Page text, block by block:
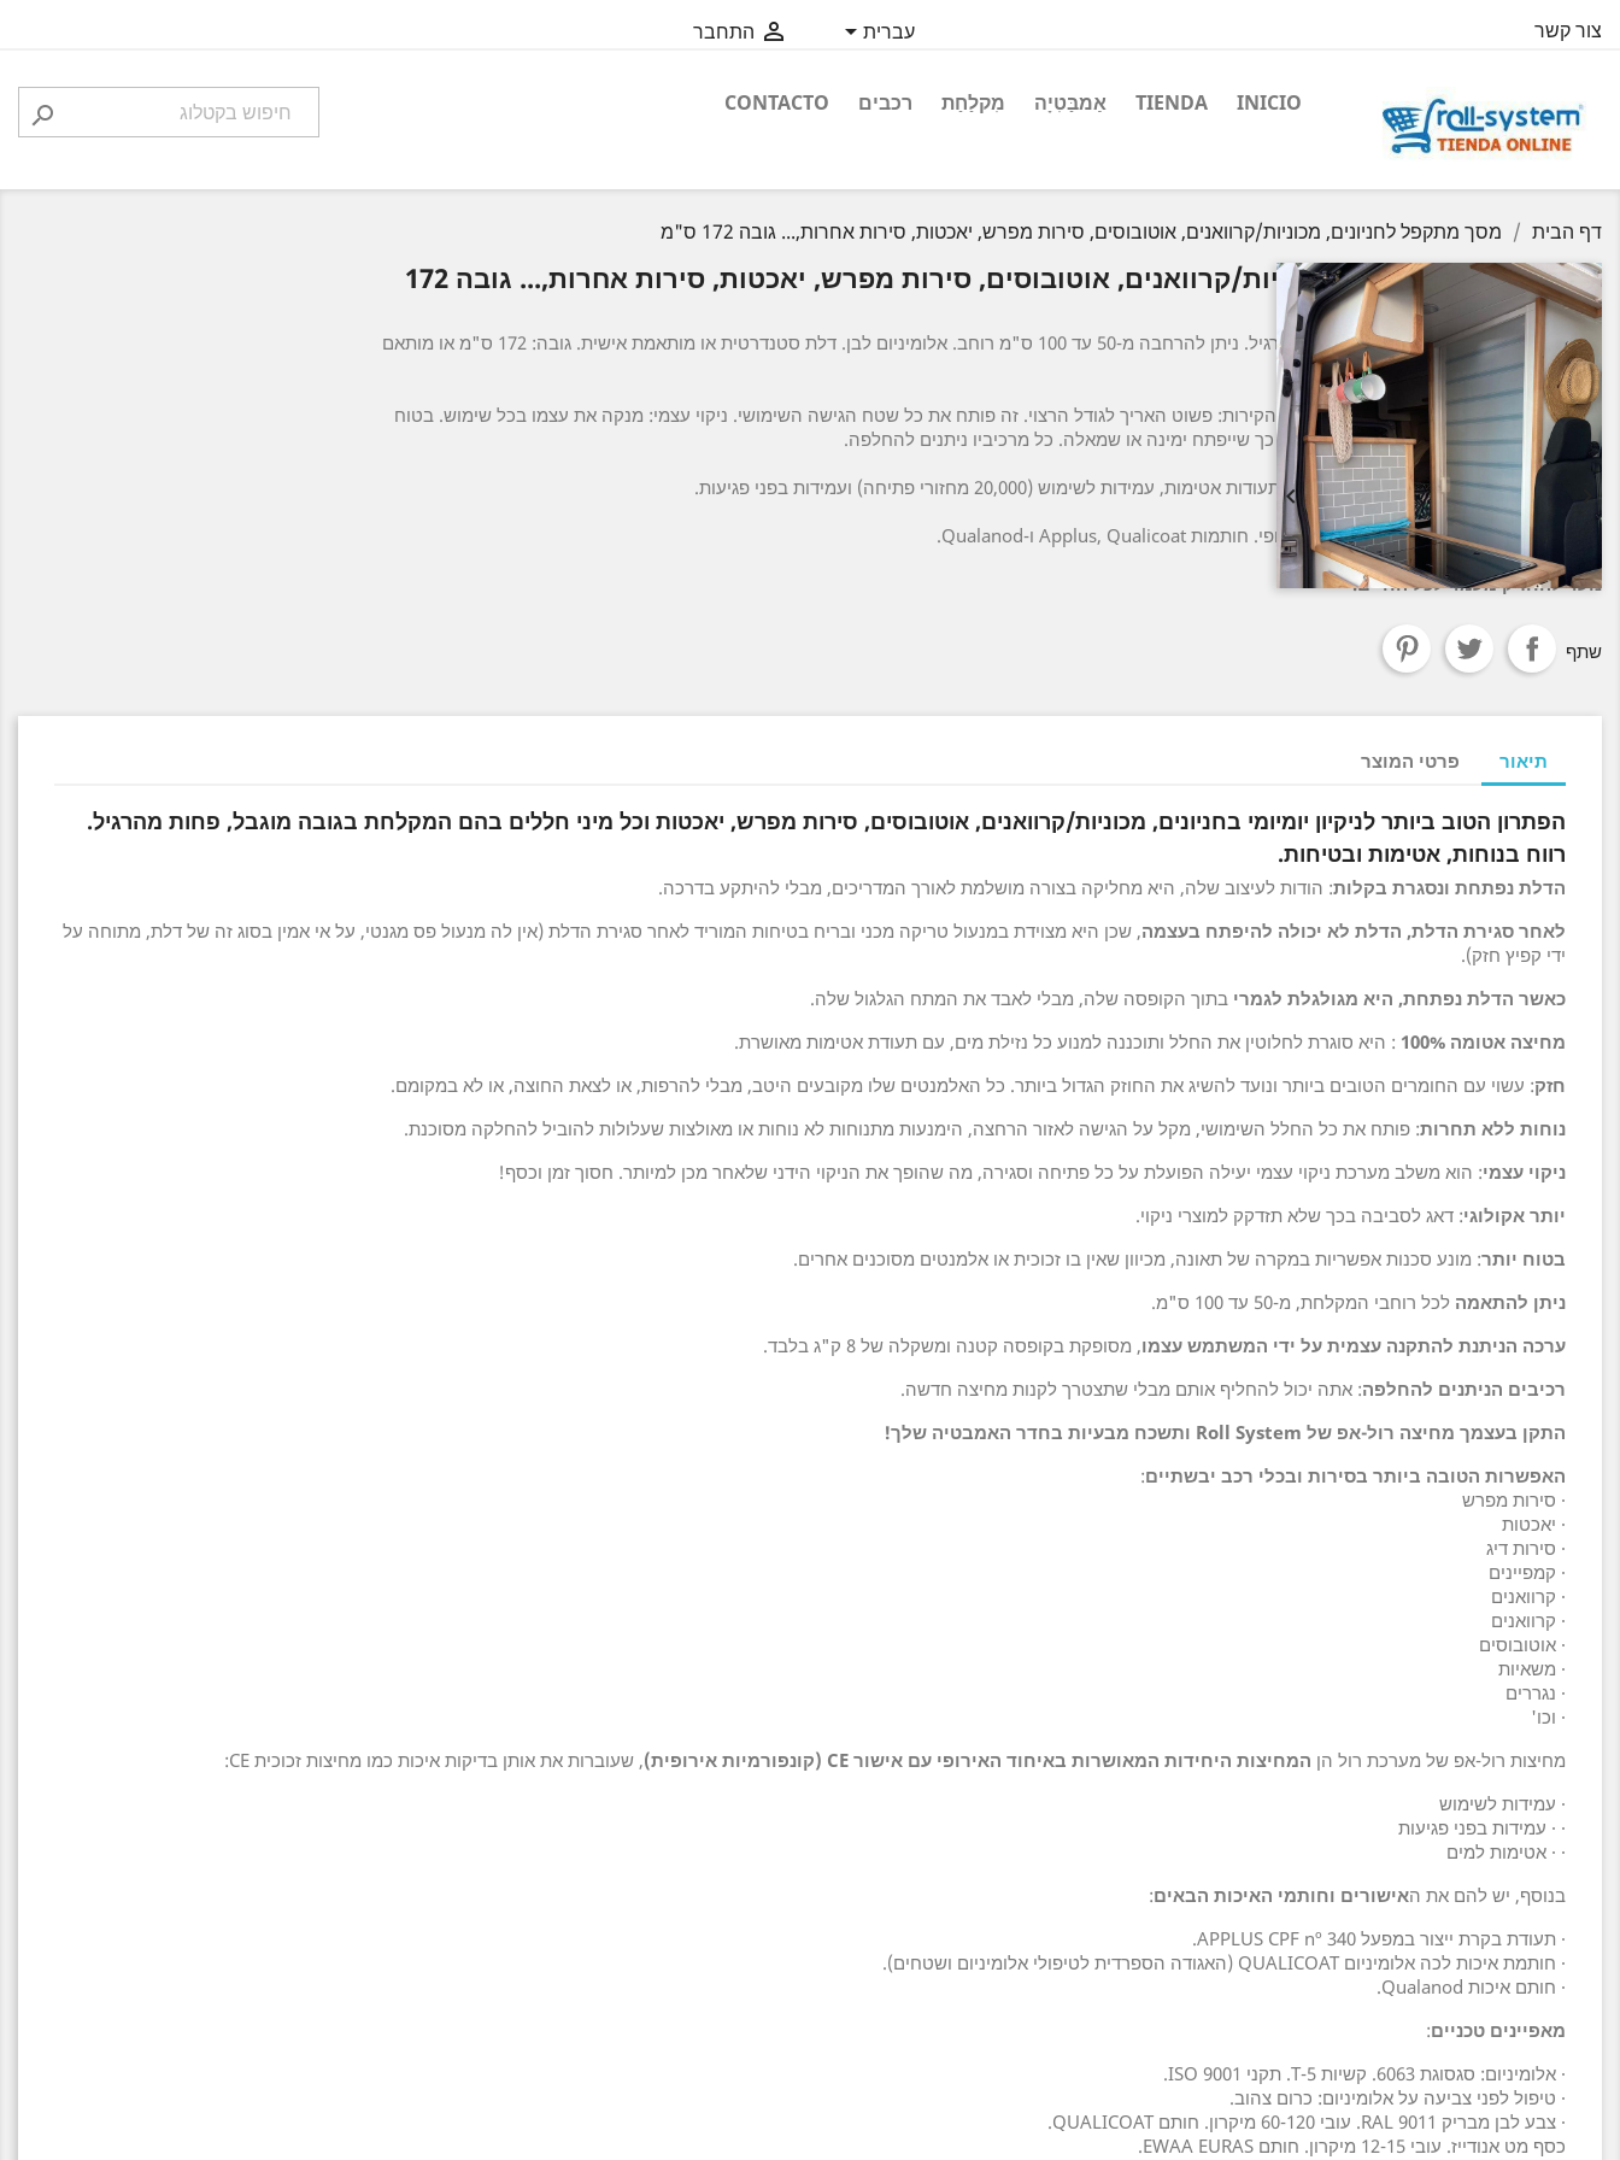
צור קשר עברית
 התחבר
INICIO
TIENDA אַמבַּטִיָה מִקלַחַת רכבים CONTACTO

דף הבית מסך מתקפל לחניונים, מכוניות/קרוואנים, אוטובוסים, סירות מפרש, יאכטות, סירות אחרות,... גובה 172 ס"מ


מסך מתקפל לחניונים, מכוניות/קרוואנים, אוטובוסים, סירות מפרש, יאכטות, סירות אחרות,... גובה 172
ס"מ
מסך גלילה אופקי למקלחות בגובה נמוך מהרגיל. ניתן להרחבה מ-50 עד 100 ס"מ רוחב. אלומיניום לבן. דלת סטנדרטית או מותאמת אישית. גובה: 172 ס"מ או מותאם
אישית.
התקנה קלה, ללא צורך למדוד או לקדוח את הקירות: פשוט האריך לגודל הרצוי. זה פותח את כל שטח הגישה השימושי. ניקוי עצמי: מנקה את עצמו בכל שימוש. בטוח
(ללא קריסטלים). סימטרי: ניתן להתקין אותו כך שייפתח ימינה או שמאלה. כל מרכיביו ניתנים להחלפה.
הרולר היחיד עם התאמה אירופית (CE)
: תעודות אטימות, עמידות לשימוש (20,000 מחזורי פתיחה) ועמידות בפני פגיעות.
פטנט בינלאומי. מיוצר ומאושר באיחוד האירופי. חותמות Applus, Qualicoat ו-Qualanod.
נועד להחזיק מעמד לכל החיים.
שתף
תיאור פרטי המוצר
הפתרון הטוב ביותר לניקיון יומיומי בחניונים, מכוניות/קרוואנים, אוטובוסים, סירות מפרש, יאכטות וכל מיני חללים בהם המקלחת בגובה מוגבל, פחות מהרגיל.
רווח בנוחות, אטימות ובטיחות.
הדלת נפתחת ונסגרת בקלות: הודות לעיצוב שלה, היא מחליקה בצורה מושלמת לאורך המדריכים, מבלי להיתקע בדרכה.
לאחר סגירת הדלת, הדלת לא יכולה להיפתח בעצמה, שכן היא מצוידת במנעול טריקה מכני ובריח בטיחות המוריד לאחר סגירת הדלת (אין לה מנעול פס מגנטי, על אי אמין בסוג זה של דלת, מתוחה על
ידי קפיץ חזק).
כאשר הדלת נפתחת, היא מגולגלת לגמרי בתוך הקופסה שלה, מבלי לאבד את המתח הגלגול שלה.
מחיצה אטומה 100%
: היא סוגרת לחלוטין את החלל ותוכננה למנוע כל נזילת מים, עם תעודת אטימות מאושרת.
חזק: עשוי עם החומרים הטובים ביותר ונועד להשיג את החוזק הגדול ביותר. כל האלמנטים שלו מקובעים היטב, מבלי להרפות, או לצאת החוצה, או לא במקומם.
נוחות ללא תחרות: פותח את כל החלל השימושי, מקל על הגישה לאזור הרחצה, הימנעות מתנוחות לא נוחות או מאולצות שעלולות להוביל להחלקה מסוכנת.
ניקוי עצמי: הוא משלב מערכת ניקוי עצמי יעילה הפועלת על כל פתיחה וסגירה, מה שהופך את הניקוי הידני שלאחר מכן למיותר. חסוך זמן וכסף!
יותר אקולוגי: דאג לסביבה בכך שלא תזדקק למוצרי ניקוי.
בטוח יותר: מונע סכנות אפשריות במקרה של תאונה, מכיוון שאין בו זכוכית או אלמנטים מסוכנים אחרים.
ניתן להתאמה לכל רוחבי המקלחת, מ-50 עד 100 ס"מ.
ערכה הניתנת להתקנה עצמית על ידי המשתמש עצמו, מסופקת בקופסה קטנה ומשקלה של 8 ק"ג בלבד.
רכיבים הניתנים להחלפה: אתה יכול להחליף אותם מבלי שתצטרך לקנות מחיצה חדשה.
התקן בעצמך מחיצה רול-אפ של Roll System ותשכח מבעיות בחדר האמבטיה שלך!
האפשרות הטובה ביותר בסירות ובכלי רכב יבשתיים:
· סירות מפרש
· יאכטות
· סירות דיג
· קמפיינים
· קרוואנים
· קרוואנים
· אוטובוסים
· משאיות
· נגררים
· וכו'
מחיצות רול-אפ של מערכת רול הן המחיצות היחידות המאושרות באיחוד האירופי עם אישור CE (קונפורמיות אירופית)
, שעוברות את אותן בדיקות איכות כמו מחיצות זכוכית CE:
· עמידות לשימוש
· · עמידות בפני פגיעות
· · אטימות למים
בנוסף, יש להם את האישורים וחותמי האיכות הבאים:
· תעודת בקרת ייצור במפעל APPLUS CPF nº 340.
· חותמת איכות לכה אלומיניום QUALICOAT (האגודה הספרדית לטיפולי אלומיניום ושטחים).
· חותם איכות Qualanod.
מאפיינים טכניים:
· אלומיניום: סגסוגת 6063. קשיות T-5. תקני ISO 9001.
· טיפול לפני צביעה על אלומיניום: כרום צהוב.
· צבע לבן מבריק RAL 9011. עובי 60-120 מיקרון. חותם QUALICOAT.
כסף מט אנודייז. עובי 12-15 מיקרון. חותם EWAA EURAS.